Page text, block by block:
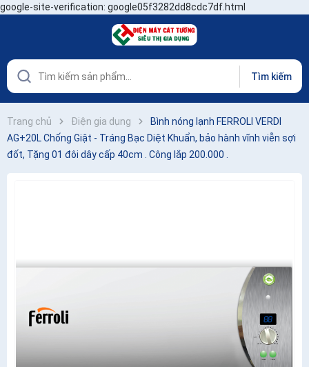
google-site-verification: google05f3282dd8cdc7df.html
Tìm kiếm
Trang chủ Điện gia dụng
Bình nóng lạnh FERROLI VERDI
AG+20L Chống Giật - Tráng Bạc Diệt Khuẩn, bảo hành vĩnh viễn sợi
đốt, Tặng 01 đôi dây cấp 40cm . Công lắp 200.000 .